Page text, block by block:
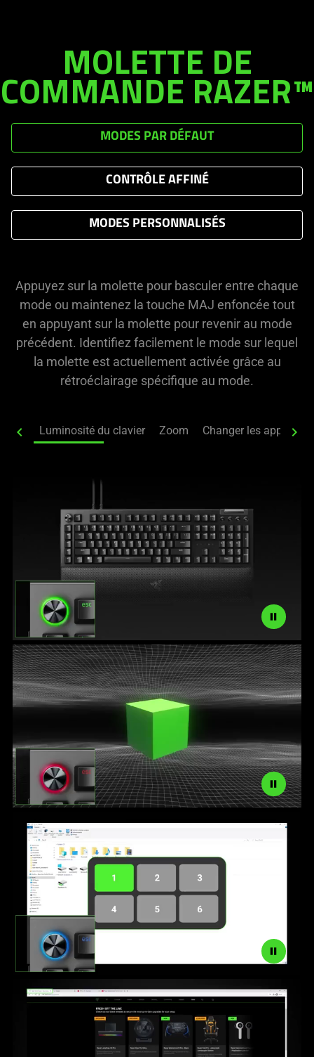
MOLETTE DE
COMMANDE RAZER™
MODES PAR DÉFAUT
CONTRÔLE AFFINÉ
MODES PERSONNALISÉS
Appuyez sur la molette pour basculer entre chaque
mode ou maintenez la touche MAJ enfoncée tout
en appuyant sur la molette pour revenir au mode
précédent. Identifiez facilement le mode sur lequel
la molette est actuellement activée grâce au
rétroéclairage spécifique au mode.
chevron_left chevron_right
Luminosité du clavier Zoom Changer les